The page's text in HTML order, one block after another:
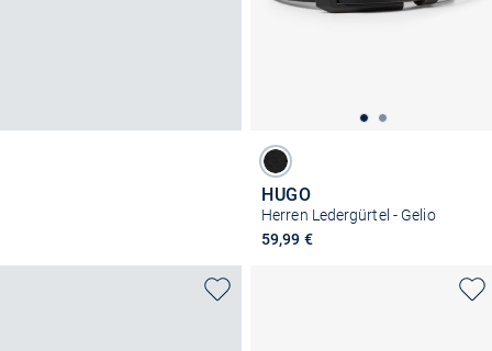
HUGO
Herren Ledergürtel - Gelio
59,99 €